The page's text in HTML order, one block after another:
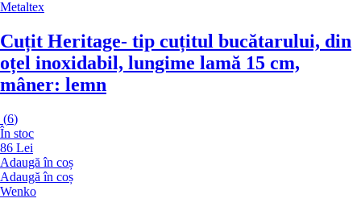
Metaltex
Cuțit Heritage- tip cuțitul bucătarului, din
oțel inoxidabil, lungime lamă 15 cm,
mâner: lemn
(6)
În stoc
86 Lei
Adaugă în coș
Adaugă în coș
Wenko